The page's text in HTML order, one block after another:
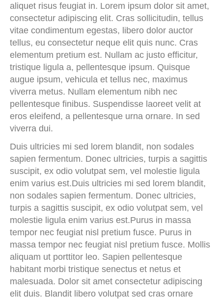
aliquet risus feugiat in. Lorem ipsum dolor sit amet,
consectetur adipiscing elit. Cras sollicitudin, tellus
vitae condimentum egestas, libero dolor auctor
tellus, eu consectetur neque elit quis nunc. Cras
elementum pretium est. Nullam ac justo efficitur,
tristique ligula a, pellentesque ipsum. Quisque
augue ipsum, vehicula et tellus nec, maximus
viverra metus. Nullam elementum nibh nec
pellentesque finibus. Suspendisse laoreet velit at
eros eleifend, a pellentesque urna ornare. In sed
viverra dui.
Duis ultricies mi sed lorem blandit, non sodales
sapien fermentum. Donec ultricies, turpis a sagittis
suscipit, ex odio volutpat sem, vel molestie ligula
enim varius est.Duis ultricies mi sed lorem blandit,
non sodales sapien fermentum. Donec ultricies,
turpis a sagittis suscipit, ex odio volutpat sem, vel
molestie ligula enim varius est.Purus in massa
tempor nec feugiat nisl pretium fusce. Purus in
massa tempor nec feugiat nisl pretium fusce. Mollis
aliquam ut porttitor leo. Sapien pellentesque
habitant morbi tristique senectus et netus et
malesuada. Dolor sit amet consectetur adipiscing
elit duis. Blandit libero volutpat sed cras ornare